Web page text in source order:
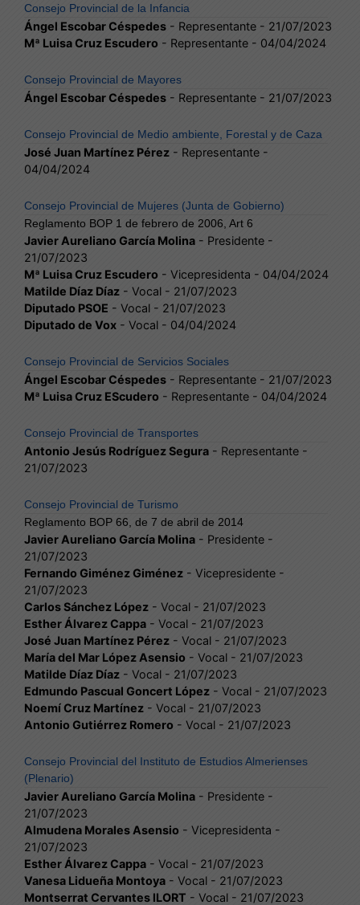
Consejo Provincial de la Infancia
Ángel Escobar Céspedes - Representante - 21/07/2023
Mª Luisa Cruz Escudero - Representante - 04/04/2024
Consejo Provincial de Mayores
Ángel Escobar Céspedes - Representante - 21/07/2023
Consejo Provincial de Medio ambiente, Forestal y de Caza
José Juan Martínez Pérez - Representante -
04/04/2024
Consejo Provincial de Mujeres (Junta de Gobierno)
Reglamento BOP 1 de febrero de 2006, Art 6
Javier Aureliano García Molina - Presidente -
21/07/2023
Mª Luisa Cruz Escudero - Vicepresidenta - 04/04/2024
Matilde Díaz Díaz - Vocal - 21/07/2023
Diputado PSOE - Vocal - 21/07/2023
Diputado de Vox - Vocal - 04/04/2024
Consejo Provincial de Servicios Sociales
Ángel Escobar Céspedes - Representante - 21/07/2023
Mª Luisa Cruz EScudero - Representante - 04/04/2024
Consejo Provincial de Transportes
Antonio Jesús Rodríguez Segura - Representante -
21/07/2023
Consejo Provincial de Turismo
Reglamento BOP 66, de 7 de abril de 2014
Javier Aureliano García Molina - Presidente -
21/07/2023
Fernando Giménez Giménez - Vicepresidente -
21/07/2023
Carlos Sánchez López - Vocal - 21/07/2023
Esther Álvarez Cappa - Vocal - 21/07/2023
José Juan Martínez Pérez - Vocal - 21/07/2023
María del Mar López Asensio - Vocal - 21/07/2023
Matilde Díaz Díaz - Vocal - 21/07/2023
Edmundo Pascual Goncert López - Vocal - 21/07/2023
Noemí Cruz Martínez - Vocal - 21/07/2023
Antonio Gutiérrez Romero - Vocal - 21/07/2023
Consejo Provincial del Instituto de Estudios Almerienses
(Plenario)
Javier Aureliano García Molina - Presidente -
21/07/2023
Almudena Morales Asensio - Vicepresidenta -
21/07/2023
Esther Álvarez Cappa - Vocal - 21/07/2023
Vanesa Lidueña Montoya - Vocal - 21/07/2023
Montserrat Cervantes lLORT - Vocal - 21/07/2023